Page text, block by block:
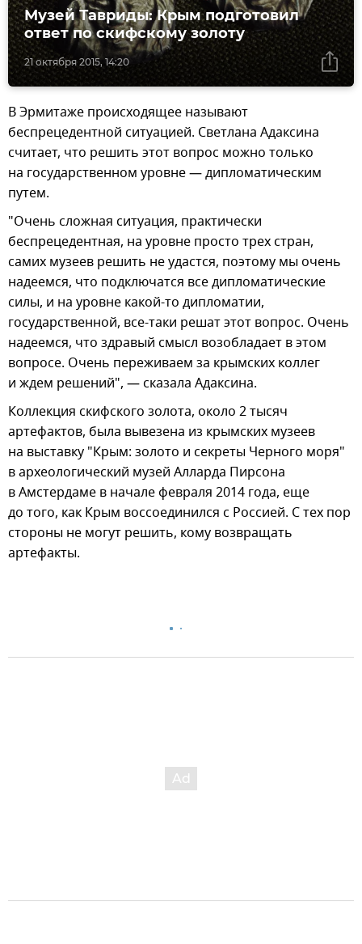
21 октября 2015, 14:20
Музей Тавриды: Крым подготовил
ответ по скифскому золоту
В Эрмитаже происходящее называют
беспрецедентной ситуацией. Светлана Адаксина
считает, что решить этот вопрос можно только
на государственном уровне — дипломатическим
путем.
"Очень сложная ситуация, практически
беспрецедентная, на уровне просто трех стран,
самих музеев решить не удастся, поэтому мы очень
надеемся, что подключатся все дипломатические
силы, и на уровне какой-то дипломатии,
государственной, все-таки решат этот вопрос. Очень
надеемся, что здравый смысл возобладает в этом
вопросе. Очень переживаем за крымских коллег
и ждем решений", — сказала Адаксина.
Коллекция скифского золота, около 2 тысяч
артефактов, была вывезена из крымских музеев
на выставку "Крым: золото и секреты Черного моря"
в археологический музей Алларда Пирсона
в Амстердаме в начале февраля 2014 года, еще
до того, как Крым воссоединился с Россией. С тех пор
стороны не могут решить, кому возвращать
артефакты.